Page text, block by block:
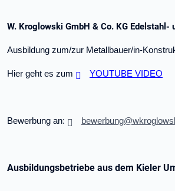
W. Kroglowski GmbH & Co. KG Edelstahl-
Ausbildung zum/zur Metallbauer/in-
Hier geht es zum YOUTUBE VIDEO
Bewerbung an:
Ausbildungsbetriebe aus dem Kieler